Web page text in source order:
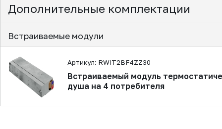
Дополнительные комплектации
Встраиваемые модули
Артикул: RWIT2BF4ZZ30
Встраиваемый модуль
душа на 4 потребителя